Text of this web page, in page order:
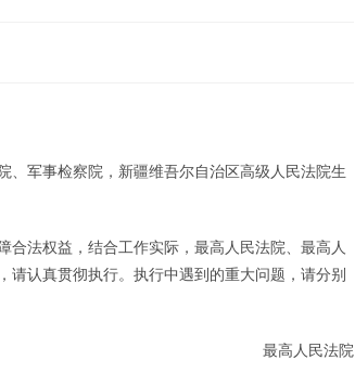
军事检察院，新疆维吾尔自治区高级人民法院生
法权益，结合工作实际，最高人民法院、最高人
请认真贯彻执行。执行中遇到的重大问题，请分别
最高人民法院